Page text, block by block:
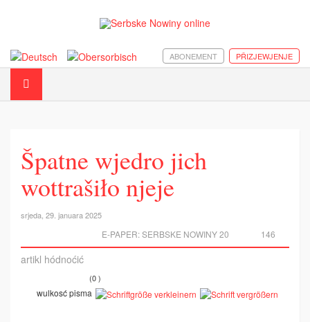
PŘIZJEWJENJE
ABONEMENT
Špatne wjedro jich
wottrašiło njeje
srjeda, 29. januara 2025
146
E-PAPER:SERBSKE NOWINY 20
artikl hódnoćić
(0 )
wulkosć pisma